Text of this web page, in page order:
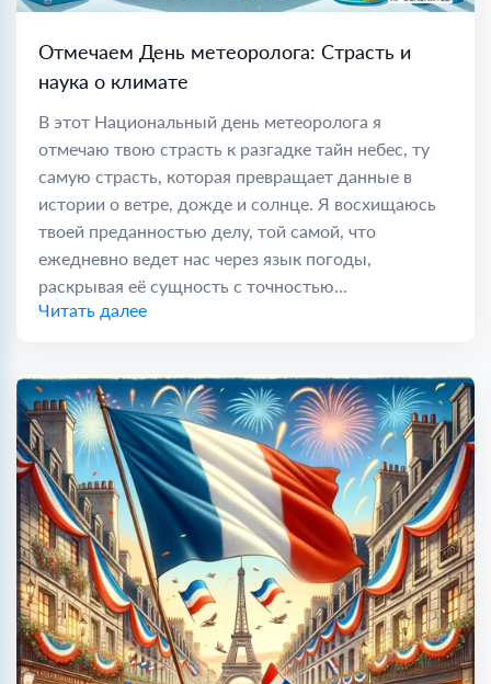
Отмечаем День метеоролога: Страсть и
наука о климате
В этот Национальный день метеоролога я
отмечаю твою страсть к разгадке тайн небес, ту
самую страсть, которая превращает данные в
истории о ветре, дожде и солнце. Я восхищаюсь
твоей преданностью делу, той самой, что
ежедневно ведет нас через язык погоды,
раскрывая её сущность с точностью...
Читать далее